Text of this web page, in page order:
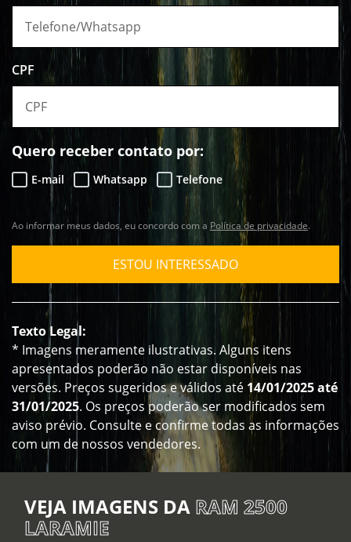
CPF
Quero receber contato por:
E-mail Whatsapp Telefone
Ao informar meus dados, eu concordo com a Política de privacidade.
ESTOU INTERESSADO
Texto Legal:
* Imagens meramente ilustrativas. Alguns itens
apresentados poderão não estar disponíveis nas
versões. Preços sugeridos e válidos até 14/01/2025 até
31/01/2025. Os preços poderão ser modificados sem
aviso prévio. Consulte e confirme todas as informações
com um de nossos vendedores.
VEJA IMAGENS DA RAM 2500
LARAMIE